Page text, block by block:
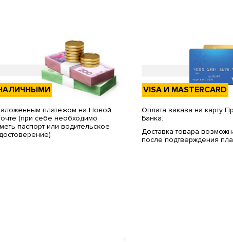
платежом на Новой
(при себе необходимо
паспорт или водительское
VISA И MASTERCARD
Оплата заказа на карту
Банка.
Доставка товара
после подтверждения